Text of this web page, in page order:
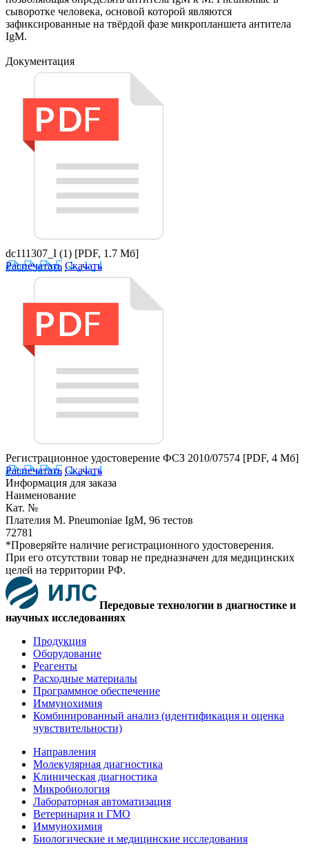
сыворотке человека, основой которой являются
зафиксированные на твёрдой фазе микропланшета антитела
IgM.
Документация
dc111307_I (1) [PDF, 1.7 Мб]
Распечатать Скачать
Регистрационное удостоверение ФСЗ 2010/07574 [PDF, 4 Мб]
Распечатать Скачать
Информация для заказа
Наименование
Кат. №
Плателия M. Pneumoniae IgM, 96 тестов
72781
*Проверяйте наличие регистрационного удостоверения.
При его отсутствии товар не предназначен для медицинских
целей на территории РФ.
Передовые технологии в диагностике и
научных исследованиях
Продукция
Оборудование
Реагенты
Расходные материалы
Программное обеспечение
Иммунохимия
Комбинированный анализ (идентификация и оценка
чувствительности)
Направления
Молекулярная диагностика
Клиническая диагностика
Микробиология
Лабораторная автоматизация
Ветеринария и ГМО
Иммунохимия
Биологические и медицинские исследования